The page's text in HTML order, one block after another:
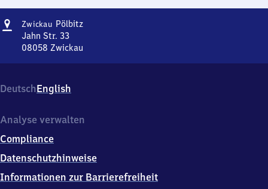
Adresse
Zwickau PölbitzZwickau-
Jahn Str. 33
08058 Zwickau
Jahn
Str.
0
0
5
Zwickau
DeutschEnglish
Analyse verwalten
Compliance
Datenschutzhinweise
Informationen zur Barrierefreiheit